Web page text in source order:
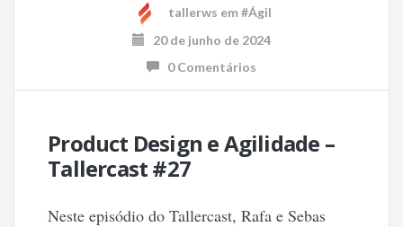
tallerws em #Ágil
20 de junho de 2024
0 Comentários
Product Design e Agilidade –
Tallercast #27
Neste episódio do Tallercast, Rafa e Sebas